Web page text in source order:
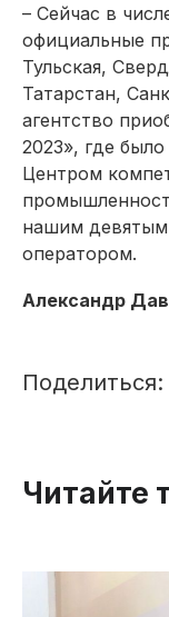
– Сейчас в
официальные
Тульская,
Татарстан,
агентство
2023», где
Центром
нашим девятым
оператором.
Александр
Поделиться:
Читайте